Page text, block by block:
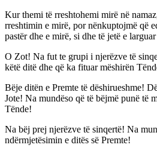
Kur themi të rreshtohemi mirë në
rreshtimin e mirë, por nënkuptojmë që
pastër dhe e mirë, si dhe të jetë e
O Zot! Na fut te grupi i njerëzve të
këtë ditë dhe që ka fituar mëshirën
Bëje ditën e Premte të dëshirueshme!
Jote! Na mundëso që të bëjmë punë të
Tënde!
Na bëj prej njerëzve të sinqertë! Na
ndërmjetësimin e ditës së Premte!